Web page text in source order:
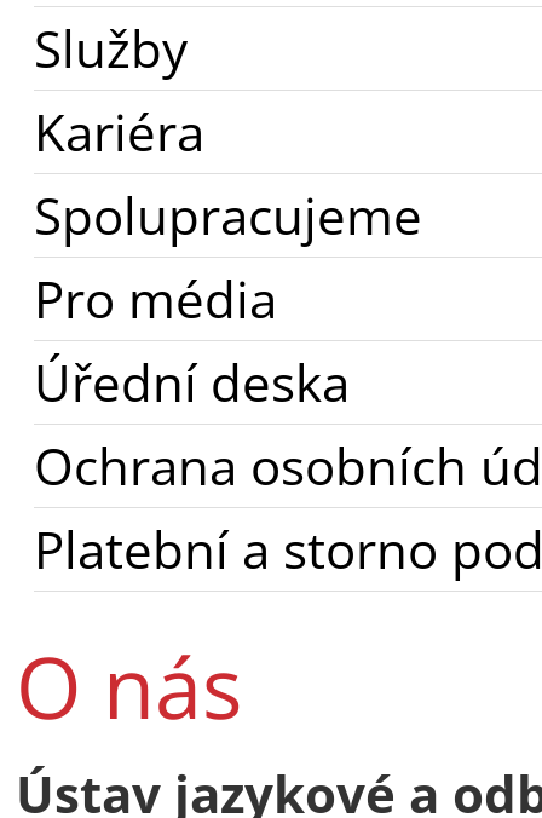
Služby
Kariéra
Spolupracujeme
Pro média
Úřední deska
Ochrana osobních
Platební a storno
O nás
Ústav jazykové a